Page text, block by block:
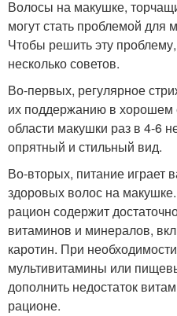
Волосы на макушке,
могут стать проблемой для
Чтобы решить эту
несколько советов.
Во-первых, регулярное
их поддержанию в хорошем
области макушки раз в 4-6
опрятный и стильный вид.
Во-вторых, питание играет
здоровых волос на
рацион содержит
витаминов и минералов,
каротин. При
мультивитамины или
дополнить недостаток
рационе.